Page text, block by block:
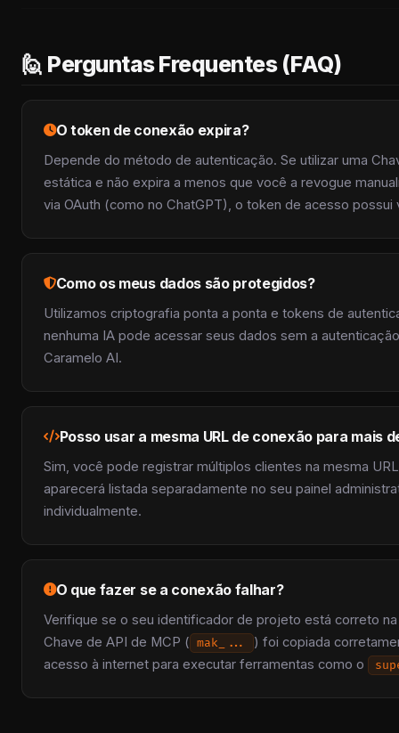
🙋 Perguntas Frequentes (FAQ)
O token de conexão expira?
Depende do método de autenticação. Se utilizar uma
estática e não expira a menos que você a revogue
via OAuth (como no ChatGPT), o token de acesso possui
Como os meus dados são protegidos?
Utilizamos criptografia ponta a ponta e tokens de
nenhuma IA pode acessar seus dados sem a
Caramelo AI.
Posso usar a mesma URL de conexão para mais
Sim, você pode registrar múltiplos clientes na mesma
aparecerá listada separadamente no seu painel
individualmente.
O que fazer se a conexão falhar?
Verifique se o seu identificador de projeto está correto
Chave de API de MCP ( mak_...
) foi copiada
acesso à internet para executar ferramentas como o